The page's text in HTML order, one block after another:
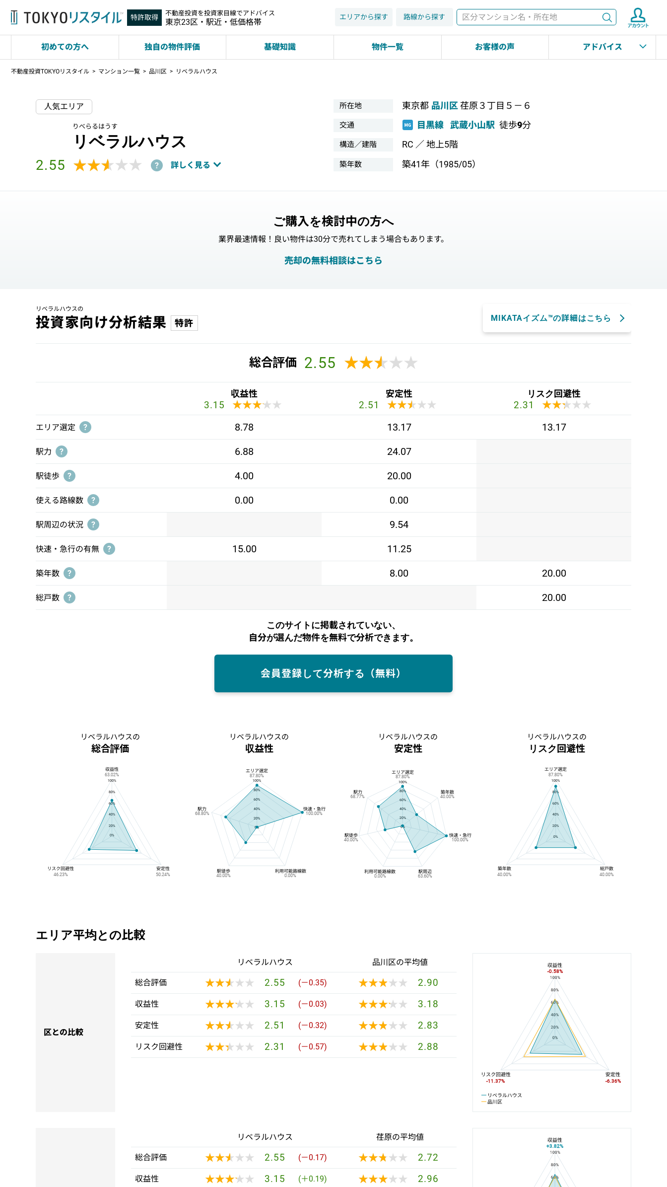
特許取得 不動産投資を投資家目線でアドバイス
東京23区・駅近・低価格帯
検索
エリアから探す 路線から探す
初めての方へ 独自の物件評価 基礎知識 物件一覧 お客様の声 アドバイス
不動産投資TOKYOリスタイル マンション一覧 品川区 リベラルハウス
人気エリア
りべらるはうす
リベラルハウス
2.55 ★★★★★
★★★★★ ? 詳しく見る
所在地 東京都 品川区 荏原３丁目５－６
交通 目黒線 武蔵小山駅 徒歩9分
構造／建階 RC ／ 地上5階
築年数 築41年（1985/05）
ご購入を検討中の方へ
業界最速情報！良い物件は30分で売れてしまう場合もあります。
売却の無料相談はこちら
リベラルハウスの
投資家向け分析結果 特許 MIKATAイズム™の詳細はこちら
総合評価 2.55 ★★★★★
★★★★★
収益性
3.15 ★★★★★
★★★★★
安定性
2.51 ★★★★★
★★★★★
リスク回避性
2.31 ★★★★★
★★★★★
エリア選定 ? 8.78 13.17 13.17
駅力 ? 6.88 24.07
駅徒歩 ? 4.00 20.00
使える路線数 ? 0.00 0.00
駅周辺の状況 ? 9.54
快速・急行の有無 ? 15.00 11.25
築年数 ? 8.00 20.00
総戸数 ? 20.00
このサイトに掲載されていない、
自分が選んだ物件を無料で分析できます。
会員登録して分析する（無料）
リベラルハウスの
総合評価
リベラルハウスの総合評価
100%
80%
60%
40%
20%
0%
収益性
63.02%
リスク回避性
46.23%
安定性
50.24%
リベラルハウスの
収益性
リベラルハウスの収益性
100%
80%
60%
40%
20%
0%
エリア選定
87.80%
駅力
68.80%
駅徒歩
40.00%
利用可能路線数
0.00%
快速・急行
100.00%
リベラルハウスの
安定性
100%
80%
60%
40%
20%
0%
エリア選定
87.80%
駅力
68.77%
駅徒歩
40.00%
利用可能路線数
0.00%
駅周辺
63.60%
快速・急行
100.00%
築年数
40.00%
リベラルハウスの
リスク回避性
リベラルハウスのリスク回避性
100%
80%
60%
40%
20%
0%
エリア選定
87.80%
築年数
40.00%
総戸数
40.00%
エリア平均との比較
区との比較
リベラルハウス 品川区の平均値
総合評価 ★★★★★
★★★★★ 2.55 (－0.35) ★★★★★
★★★★★ 2.90
収益性 ★★★★★
★★★★★ 3.15 (－0.03) ★★★★★
★★★★★ 3.18
安定性 ★★★★★
★★★★★ 2.51 (－0.32) ★★★★★
★★★★★ 2.83
リスク回避性 ★★★★★
★★★★★ 2.31 (－0.57) ★★★★★
★★★★★ 2.88
リベラルハウスと品川区の平均値の総合評価の比較
100%
80%
60%
40%
20%
0%
リベラルハウス
品川区
収益性
-0.58%
リスク回避性
-11.37%
安定性
-6.36%
リベラルハウス 荏原の平均値
総合評価 ★★★★★
★★★★★ 2.55 (－0.17) ★★★★★
★★★★★ 2.72
収益性 ★★★★★
★★★★★ 3.15 (＋0.19) ★★★★★
★★★★★ 2.96
リベラルハウスと荏原の平均値の総合評価の比較
100%
80%
60%
収益性
+3.82%